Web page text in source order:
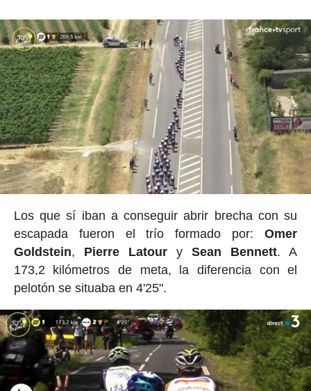
Los que sí iban a conseguir abrir brecha con su
escapada fueron el trío formado por:Omer
Goldstein, Pierre LatourySean Bennett. A
173,2 kilómetros de meta, la diferencia con el
pelotón se situaba en 4'25".